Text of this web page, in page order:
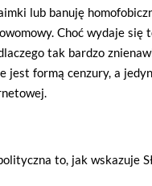
lub banuję
Choć wydaje
tak bardzo
jest formą cenzury, a
to, jak wskazuje